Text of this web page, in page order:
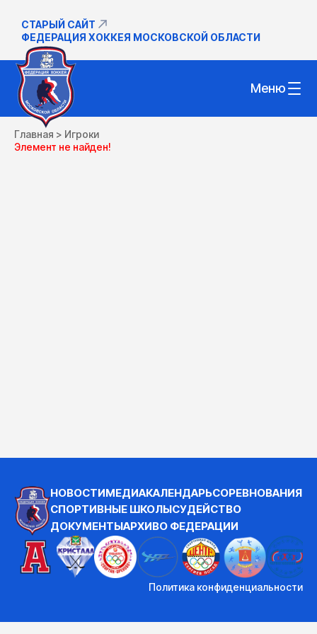
СТАРЫЙ САЙТ
ФЕДЕРАЦИЯ ХОККЕЯ МОСКОВСКОЙ ОБЛАСТИ
Меню
Главная > Игроки
Элемент не найден!
НОВОСТИМЕДИАКАЛЕНДАРЬСОРЕВНОВАНИЯ
СПОРТИВНЫЕ ШКОЛЫСУДЕЙСТВО
ДОКУМЕНТЫАРХИВО ФЕДЕРАЦИИ
Политика конфиденциальности